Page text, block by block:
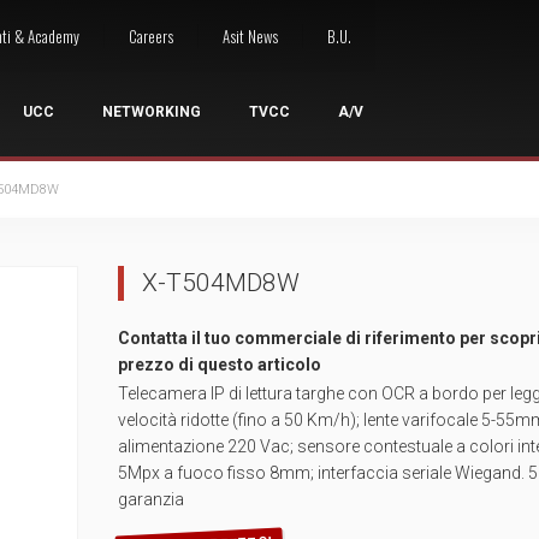
& Academy Careers Asit News B.U.
UPS Desktop
UPS Rack/Tower
UPS Tower
UPS Accessori
UCC
Videoconferenza
NETWORKING
Access Point Outdoor
Licenze / Rinnovi
Site Survey
Accessori Wireless
TVCC A/V
Switch A/V
Extenders
Switchers
Cavi ed Accessori
X-T504MD8W
Contatta il tuo commerciale di riferimento per
prezzo di questo articolo
Telecamera IP di lettura targhe con OCR a bordo per
velocità ridotte (fino a 50 Km/h); lente varifocale 5-
alimentazione 220 Vac; sensore contestuale a colori
5Mpx a fuoco fisso 8mm; interfaccia seriale Wiegand. 5
garanzia